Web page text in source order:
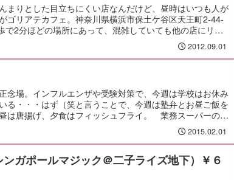
まりとした目立ちにくい店なんだけど、昼時はいつも人が
ゴリアテカフェ。神奈川県横浜市保土ケ谷区天王町2-44-
2分ほどの場所にあって、混雑していても他の店にリカ
2012.09.01
念場。インフルエンザや受験対策で、今週は学校はお休み
る・・・はず（笑と言うことで、今週は塾弁とお昼ご飯を
は唐揚げ、夕食はフィッシュフライ。 業務スーパーので
2015.02.01
ガポールマジック＠二子ライズ地下）￥６